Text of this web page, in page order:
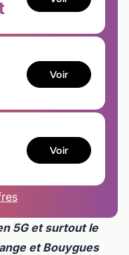
Voir
Voir
5G et surtout le
et Bouygues